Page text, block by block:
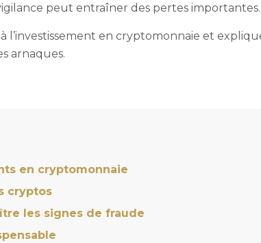
peut entraîner des pertes importantes.
l’investissement en cryptomonnaie et
arnaques.
en cryptomonnaie
cryptos
les signes de fraude